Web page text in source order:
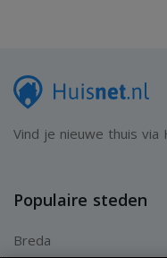
Vind je nieuwe thuis via
Populaire steden
Breda